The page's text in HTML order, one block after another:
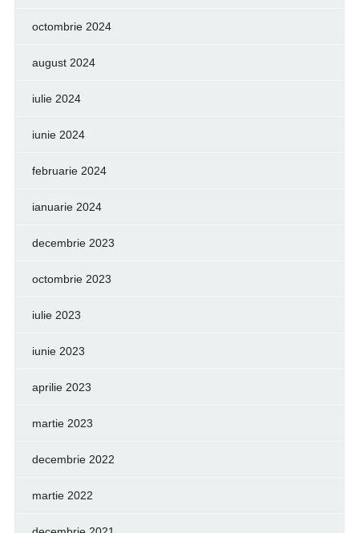
octombrie 2024
august 2024
iulie 2024
iunie 2024
februarie 2024
ianuarie 2024
decembrie 2023
octombrie 2023
iulie 2023
iunie 2023
aprilie 2023
martie 2023
decembrie 2022
martie 2022